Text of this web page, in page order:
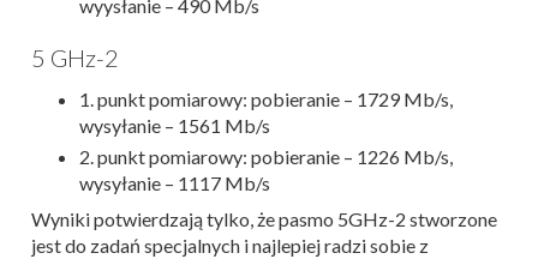
wyysłanie – 490 Mb/s
5 GHz-2
1. punkt pomiarowy: pobieranie – 1729 Mb/s,
wysyłanie – 1561 Mb/s
2. punkt pomiarowy: pobieranie – 1226 Mb/s,
wysyłanie – 1117 Mb/s
Wyniki potwierdzają tylko, że pasmo 5GHz-2 stworzone
jest do zadań specjalnych i najlepiej radzi sobie z